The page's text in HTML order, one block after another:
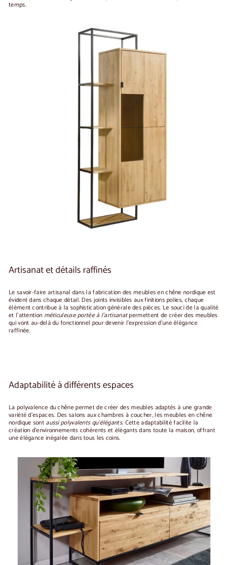
temps.
Artisanat et détails raffinés
Le savoir-faire artisanal dans la fabrication des meubles en chêne nordique est
évident dans chaque détail. Des joints invisibles aux finitions polies, chaque
élément contribue à la sophistication générale des pièces. Le souci de la qualité
et l'attention méticuleuse portée à l'artisanatpermettent de créer des meubles
qui vont au-delà du fonctionnel pour devenir l'expression d'une élégance
raffinée.
Adaptabilité à différents espaces
La polyvalence du chêne permet de créer des meubles adaptés à une grande
variété d'espaces. Des salons aux chambres à coucher, les meubles en chêne
nordique sont aussi polyvalents qu'élégants. Cette adaptabilité facilite la
création d'environnements cohérents et élégants dans toute la maison, offrant
une élégance inégalée dans tous les coins.